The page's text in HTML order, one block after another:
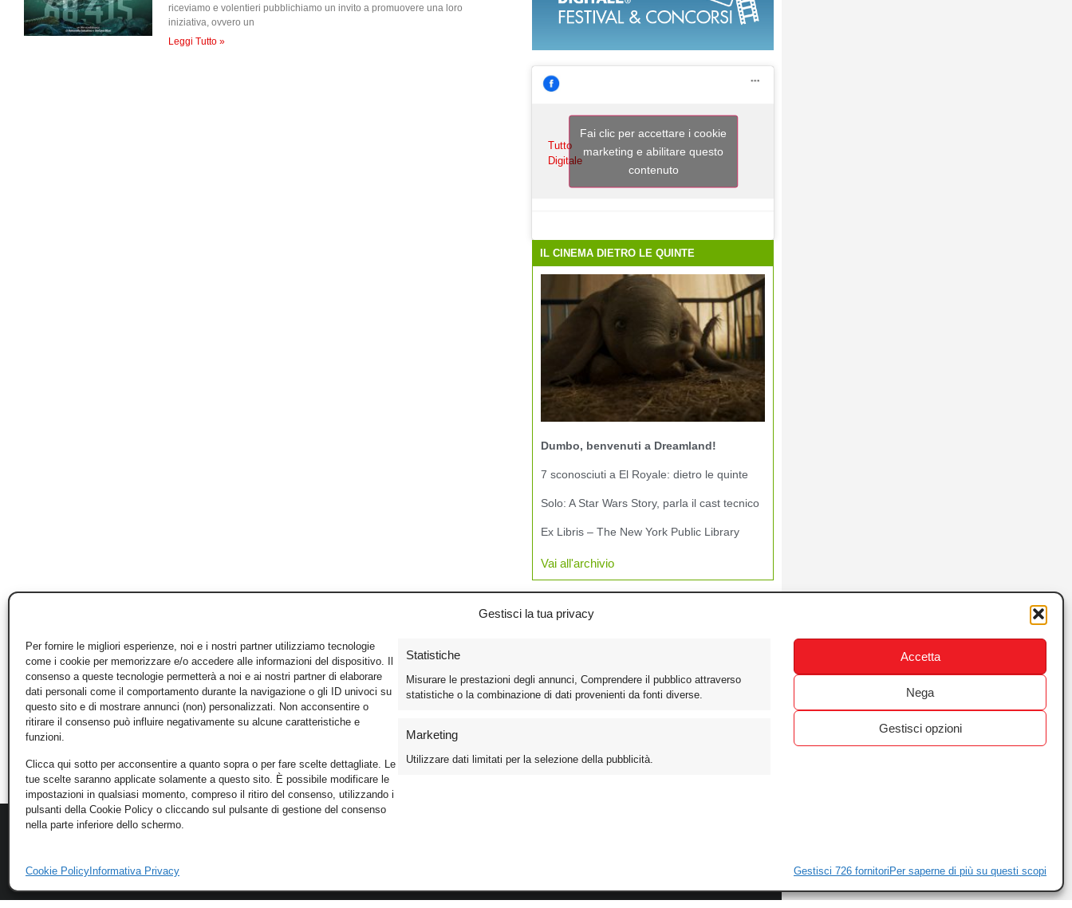
Gestisci la tua privacy
Per fornire le migliori esperienze, noi e i nostri partner utilizziamo tecnologie
come i cookie per memorizzare e/o accedere alle informazioni del dispositivo. Il
consenso a queste tecnologie permetterà a noi e ai nostri partner di elaborare
dati personali come il comportamento durante la navigazione o gli ID univoci su
questo sito e di mostrare annunci (non) personalizzati. Non acconsentire o
ritirare il consenso può influire negativamente su alcune caratteristiche e
funzioni.
Clicca qui sotto per acconsentire a quanto sopra o per fare scelte dettagliate. Le
tue scelte saranno applicate solamente a questo sito. È possibile modificare le
impostazioni in qualsiasi momento, compreso il ritiro del consenso, utilizzando i
pulsanti della Cookie Policy o cliccando sul pulsante di gestione del consenso
nella parte inferiore dello schermo.
Statistiche
Misurare le prestazioni degli annunci, Comprendere il pubblico attraverso
statistiche o la combinazione di dati provenienti da fonti diverse.
Marketing
Utilizzare dati limitati per la selezione della pubblicità.
Gestisci 726 fornitori Per saperne di più su questi scopi
Accetta
Nega
Gestisci opzioni
Cookie Policy Informativa Privacy
riceviamo e volentieri pubblichiamo un invito a promuovere una loro
iniziativa, ovvero un
Leggi Tutto »
Tutto
Digitale
Fai clic per accettare i cookie
marketing e abilitare questo
contenuto
IL CINEMA DIETRO LE QUINTE
Dumbo, benvenuti a Dreamland!
7 sconosciuti a El Royale: dietro le quinte
Solo: A Star Wars Story, parla il cast tecnico
Ex Libris – The New York Public Library
Vai all'archivio